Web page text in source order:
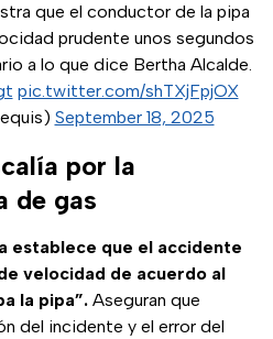
que el conductor de la pipa
prudente unos segundos
a lo que dice Bertha Alcalde.
pic.twitter.com/shTXjFpjOX
September 18, 2025
por la
de gas
establece que el accidente
velocidad de acuerdo al
la pipa”. Aseguran que
del incidente y el error del